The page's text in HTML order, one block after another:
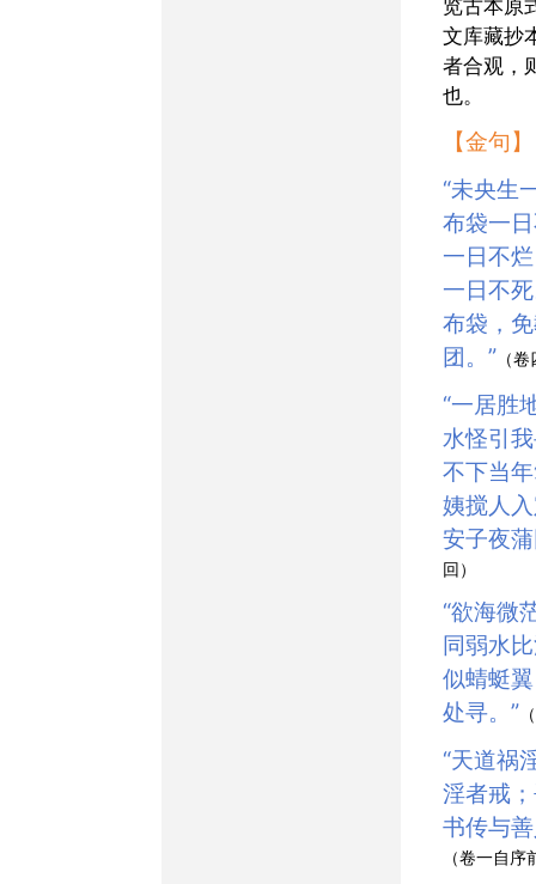
览古本原
文库藏抄
者合观，
也。
【金句】
“未央生一日不至，皮
布袋一
一日不
一日不
布袋，
团。” （
“一居胜地，便有山灵
水怪引
不下当
姨搅人
安子夜
回）
“欲海微茫似不深，却
同弱水
似蜻蜓
处寻。”
“天道祸淫，此说原为
淫者戒
书传与
（卷一自序